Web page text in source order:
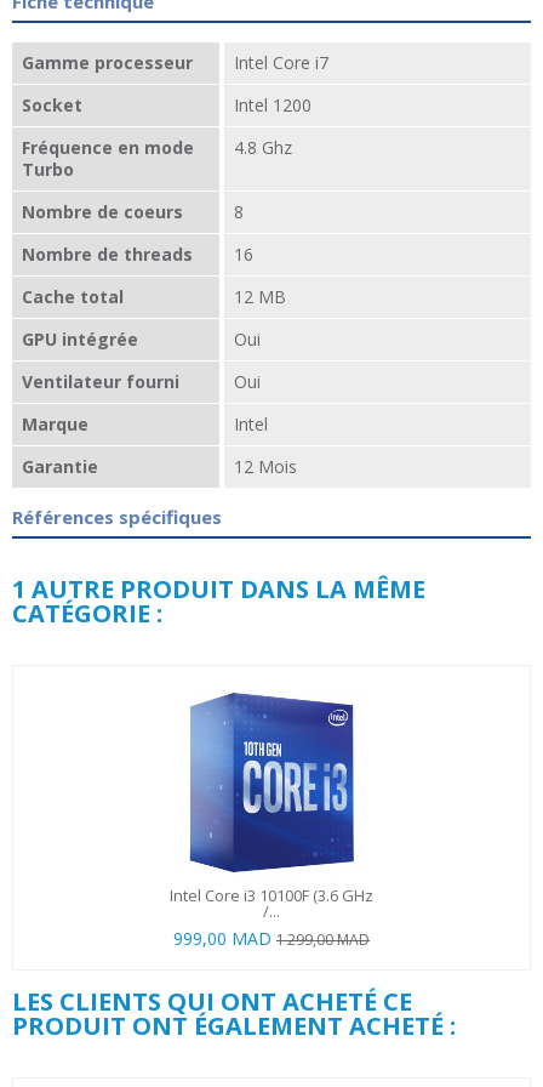
Gamme processeur
Intel Core i7
Socket
Intel 1200
Fréquence en mode
Turbo
4.8 Ghz
Nombre de coeurs
8
Nombre de threads
16
Cache total
12 MB
GPU intégrée
Oui
Ventilateur fourni
Oui
Marque
Intel
Garantie
12 Mois
Références spécifiques
1 AUTRE PRODUIT DANS LA MÊME
CATÉGORIE :
Intel Core i3 10100F (3.6 GHz
/...
999,00 MAD 1 299,00 MAD
LES CLIENTS QUI ONT ACHETÉ CE
PRODUIT ONT ÉGALEMENT ACHETÉ :